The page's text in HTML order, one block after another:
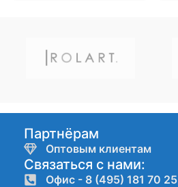
Партнёрам
Оптовым клиентам
Связаться с нами:
Офис - 8 (495) 181 70 25